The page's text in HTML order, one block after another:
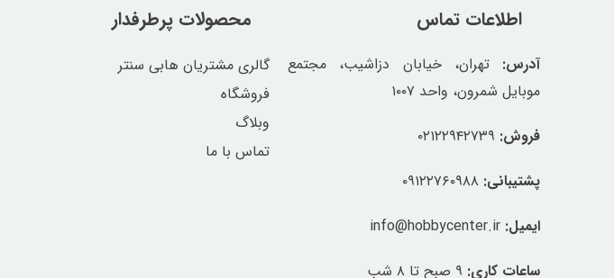
اطلاعات تماس
آدرس: تهران، خیابان دزاشیب، مجتمع
موبایل شمرون، واحد ۱۰۰۷
فروش:
پشتیبانی:
ایمیل:
ساعات کاری:
محصولات پرطرفدار
گالری مشتریان هابی سنتر
فروشگاه
وبلاگ
تماس با ما